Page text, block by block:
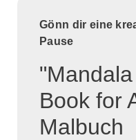
Gönn dir eine
Pause
Book for
Malbuch